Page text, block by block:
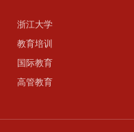
浙江大学
教育培训
国际教育
高管教育